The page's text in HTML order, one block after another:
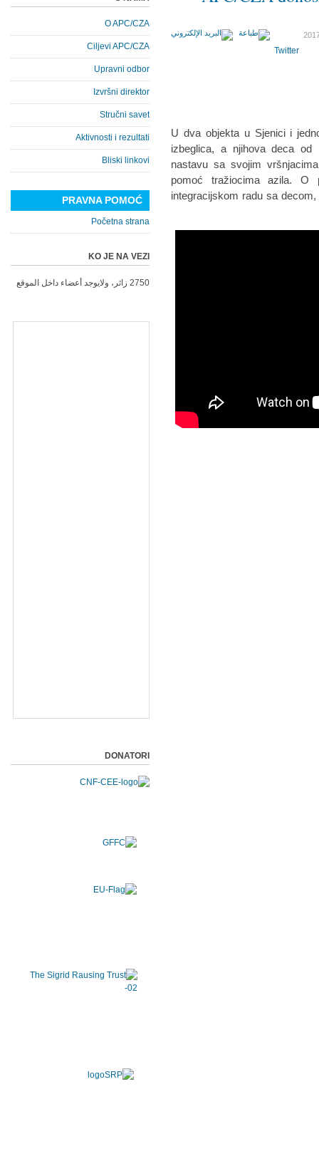
Twitter
U dva objekta u Sjenici i
izbeglica, a njihova deca od
nastavu sa svojim
pomoć tražiocima azila. O
integracijskom radu sa
O APC/CZA
Ciljevi APC/CZA
Upravni odbor
Izvršni direktor
Stručni savet
Aktivnosti i rezultati
Bliski linkovi
PRAVNA POMOĆ
Početna strana
KO JE NA VEZI
2750 زائر، ولايوجد أعضاء داخل الموقع
DONATORI